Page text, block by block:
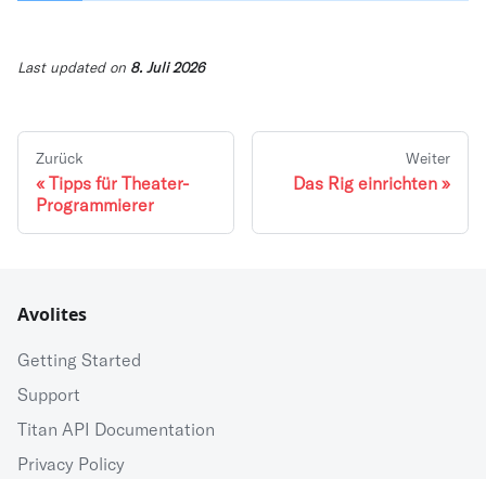
Last updatedon 8. Juli 2026
Zurück
Tipps für Theater-
Programmierer
Weiter
Das Rig einrichten
Avolites
Getting Started
Support
Titan API Documentation
Privacy Policy